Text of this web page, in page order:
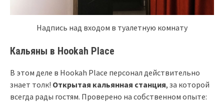
Надпись над входом в туалетную комнату
Кальяны в Hookah Place
В этом деле в Hookah Place персонал действительно
знает толк! Открытая кальянная станция, за которой
всегда рады гостям. Проверено на собственном опыте: